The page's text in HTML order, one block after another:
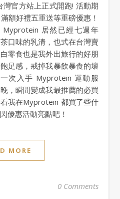
官方站上正式開跑! 活動期
額好禮五重送等重磅優惠！
居然已經七週年
口味的乳清，也式在台灣賣
零食也是我外出旅行的好朋
足感，戒掉我暴飲暴食的壞
次入手 Myprotein 運動服
，瞬間變成我最推薦的必買
我在Myprotein 都買了些什
優惠活動亮點吧！
MORE
0 Comments